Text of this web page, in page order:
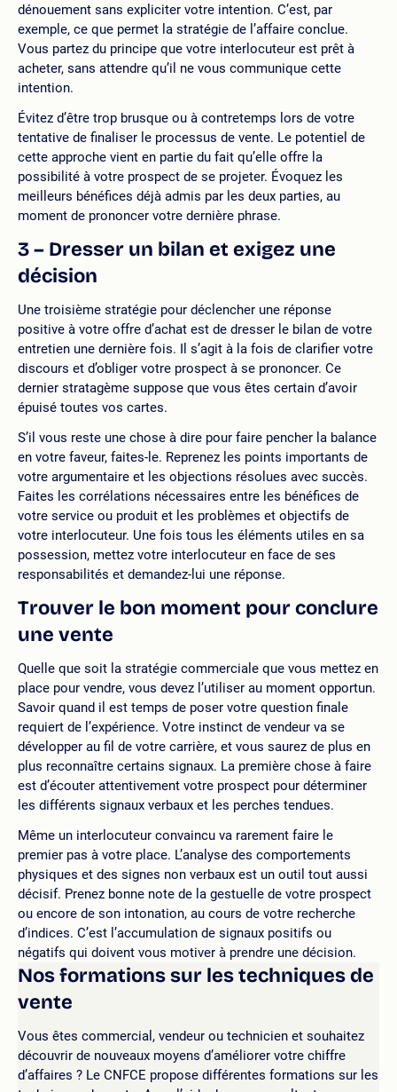
dénouement sans expliciter votre intention. C’est, par
exemple, ce que permet la stratégie de l’affaire conclue.
Vous partez du principe que votre interlocuteur est prêt à
acheter, sans attendre qu’il ne vous communique cette
intention.
Évitez d’être trop brusque ou à contretemps lors de votre
tentative de finaliser le processus de vente. Le potentiel de
cette approche vient en partie du fait qu’elle offre la
possibilité à votre prospect de se projeter. Évoquez les
meilleurs bénéfices déjà admis par les deux parties, au
moment de prononcer votre dernière phrase.
3 – Dresser un bilan et exigez une
décision
Une troisième stratégie pour déclencher une réponse
positive à votre offre d’achat est de dresser le bilan de votre
entretien une dernière fois. Il s’agit à la fois de clarifier votre
discours et d’obliger votre prospect à se prononcer. Ce
dernier stratagème suppose que vous êtes certain d’avoir
épuisé toutes vos cartes.
S’il vous reste une chose à dire pour faire pencher la balance
en votre faveur, faites-le. Reprenez les points importants de
votre argumentaire et les objections résolues avec succès.
Faites les corrélations nécessaires entre les bénéfices de
votre service ou produit et les problèmes et objectifs de
votre interlocuteur. Une fois tous les éléments utiles en sa
possession, mettez votre interlocuteur en face de ses
responsabilités et demandez-lui une réponse.
Trouver le bon moment pour conclure
une vente
Quelle que soit la stratégie commerciale que vous mettez en
place pour vendre, vous devez l’utiliser au moment opportun.
Savoir quand il est temps de poser votre question finale
requiert de l’expérience. Votre instinct de vendeur va se
développer au fil de votre carrière, et vous saurez de plus en
plus reconnaître certains signaux. La première chose à faire
est d’écouter attentivement votre prospect pour déterminer
les différents signaux verbaux et les perches tendues.
Même un interlocuteur convaincu va rarement faire le
premier pas à votre place. L’analyse des comportements
physiques et des signes non verbaux est un outil tout aussi
décisif. Prenez bonne note de la gestuelle de votre prospect
ou encore de son intonation, au cours de votre recherche
d’indices. C’est l’accumulation de signaux positifs ou
négatifs qui doivent vous motiver à prendre une décision.
Nos formations sur lestechniquesde
vente
Vous êtes commercial, vendeur ou technicien et souhaitez
découvrir de nouveaux moyens d’améliorer votre chiffre
d’affaires ? Le CNFCE propose différentes formations sur les